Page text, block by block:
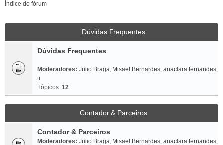
Índice do fórum
Dúvidas Frequentes
Dúvidas Frequentes
Moderadores: Julio Braga, Misael Bernardes, anaclara.fernandes,
ti
Tópicos: 12
Contador & Parceiros
Contador & Parceiros
Moderadores: Julio Braga, Misael Bernardes, anaclara.fernandes,